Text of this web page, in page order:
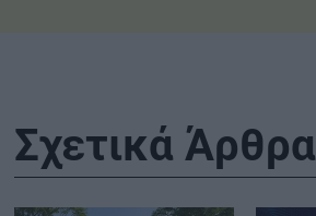
Σχετικά Άρθρα